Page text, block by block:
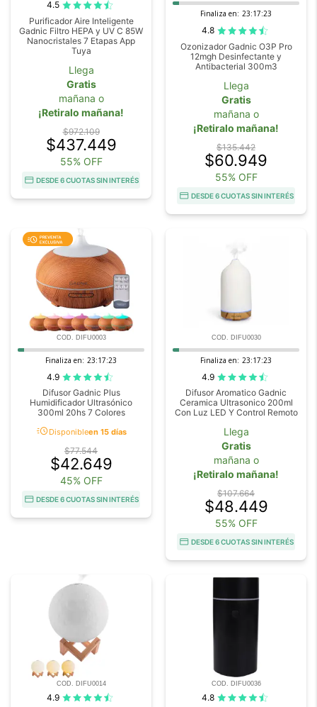
4.5
Purificador Aire Inteligente
Gadnic Filtro HEPA y UV C 85W
Nanocristales 7 Etapas App
Tuya
Llega
Gratis
mañana o
¡Retiralo mañana!
$972.109
$437.449
55% OFF
DESDE 6 CUOTAS SIN INTERÉS
Finaliza en: 23:17:22
4.8
Ozonizador Gadnic O3P Pro
12mgh Desinfectante y
Antibacterial 300m3
Llega
Gratis
mañana o
¡Retiralo mañana!
$135.442
$60.949
55% OFF
DESDE 6 CUOTAS SIN INTERÉS
COD. DIFU0003
Finaliza en: 23:17:22
4.9
Difusor Gadnic Plus
Humidificador Ultrasónico
300ml 20hs 7 Colores
acuteDisponibleen 15 días
$77.544
$42.649
45% OFF
DESDE 6 CUOTAS SIN INTERÉS
COD. DIFU0030
Finaliza en: 23:17:22
4.9
Difusor Aromatico Gadnic
Ceramica Ultrasonico 200ml
Con Luz LED Y Control Remoto
Llega
Gratis
mañana o
¡Retiralo mañana!
$107.664
$48.449
55% OFF
DESDE 6 CUOTAS SIN INTERÉS
COD. DIFU0014
4.9
COD. DIFU0036
4.8